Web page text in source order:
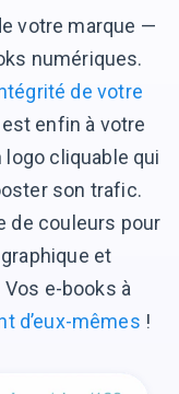
votre marque —
numériques.
de votre
enfin à votre
cliquable qui
son trafic.
de couleurs pour
et
e-books à
d’eux-mêmes !